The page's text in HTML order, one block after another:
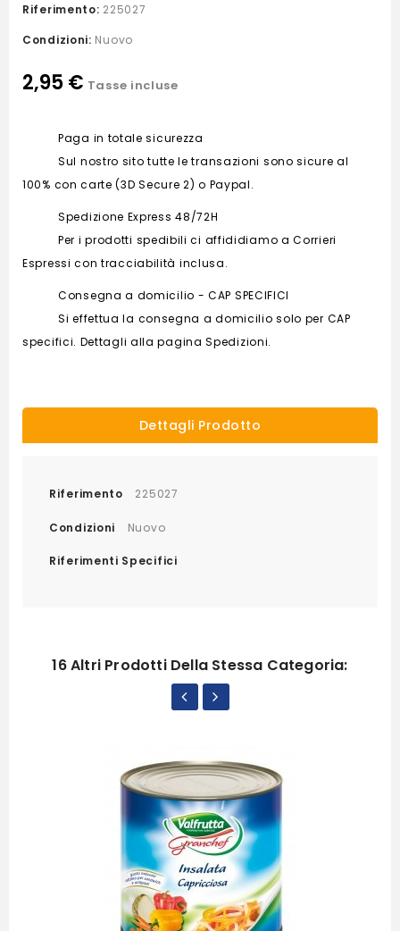
Riferimento: 225027
Condizioni: Nuovo
2,95 € Tasse incluse
Paga in totale sicurezza
Sul nostro sito tutte le transazioni sono sicure al
100% con carte (3D Secure 2) o Paypal.
Spedizione Express 48/72H
Per i prodotti spedibili ci affididiamo a Corrieri
Espressi con tracciabilità inclusa.
Consegna a domicilio - CAP SPECIFICI
Si effettua la consegna a domicilio solo per CAP
specifici. Dettagli alla pagina Spedizioni.
Dettagli Prodotto
Riferimento 225027
Condizioni Nuovo
Riferimenti Specifici
16 Altri Prodotti Della Stessa Categoria: